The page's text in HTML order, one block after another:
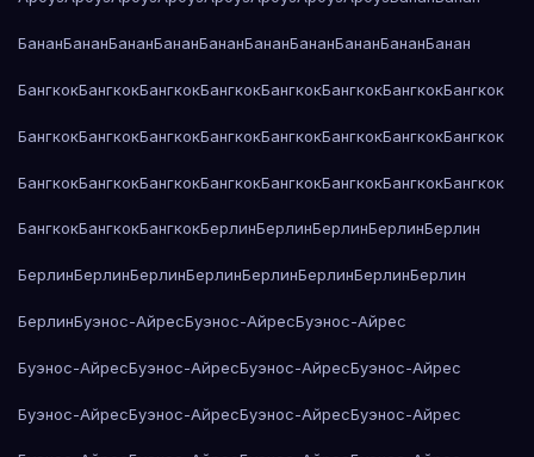
БананБананБананБананБананБананБананБананБананБанан
БангкокБангкокБангкокБангкокБангкокБангкокБангкокБангкок
БангкокБангкокБангкокБангкокБангкокБангкокБангкокБангкок
БангкокБангкокБангкокБангкокБангкокБангкокБангкокБангкок
БангкокБангкокБангкокБерлинБерлинБерлинБерлинБерлин
БерлинБерлинБерлинБерлинБерлинБерлинБерлинБерлин
БерлинБуэнос-АйресБуэнос-АйресБуэнос-Айрес
Буэнос-АйресБуэнос-АйресБуэнос-АйресБуэнос-Айрес
Буэнос-АйресБуэнос-АйресБуэнос-АйресБуэнос-Айрес